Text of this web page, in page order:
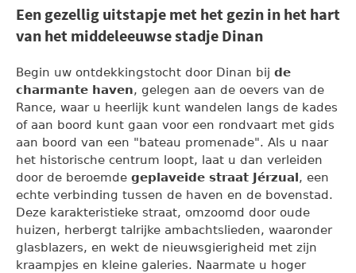
Een gezellig uitstapje met het gezin in het hart
van het middeleeuwse stadje Dinan
Begin uw ontdekkingstocht door Dinan bij de
charmante haven, gelegen aan de oevers van de
Rance, waar u heerlijk kunt wandelen langs de kades
of aan boord kunt gaan voor een rondvaart met gids
aan boord van een "bateau promenade". Als u naar
het historische centrum loopt, laat u dan verleiden
door de beroemde geplaveide straat Jérzual, een
echte verbinding tussen de haven en de bovenstad.
Deze karakteristieke straat, omzoomd door oude
huizen, herbergt talrijke ambachtslieden, waaronder
glasblazers, en wekt de nieuwsgierigheid met zijn
kraampjes en kleine galeries. Naarmate u hoger